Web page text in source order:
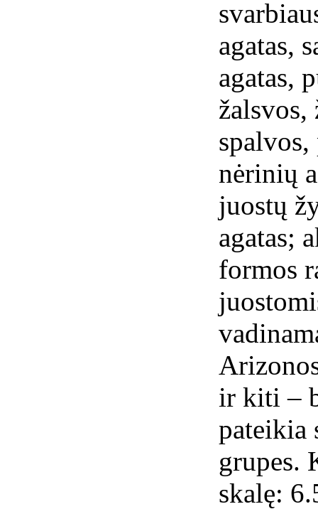
agatas,
agatas,
žalsvos,
nėrinių
juostų
agatas;
formos
ir kiti –
pateikia
grupes.
skalę: